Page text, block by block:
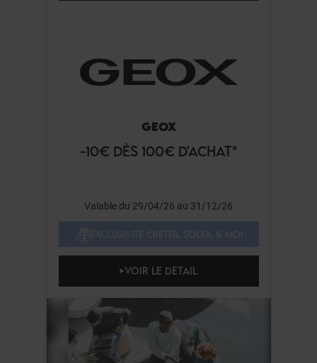
GEOX
-10€ DÈS 100€ D'ACHAT*
Valable du 29/04/26 au 31/12/26
VOIR LE DETAIL